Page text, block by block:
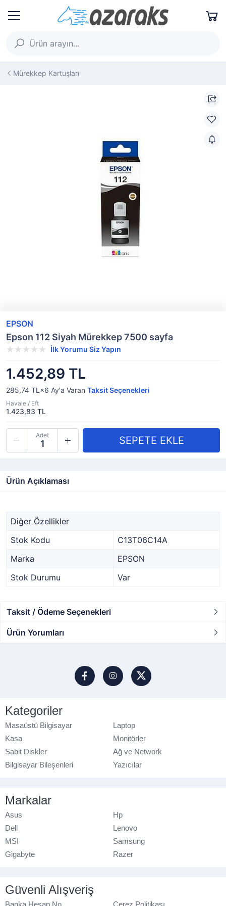
Mürekkep Kartuşları
EPSON
Epson 112 Siyah Mürekkep 7500 sayfa
İlk Yorumu Siz Yapın
1.452,89 TL
285,74 TL×6 Ay'a Varan Taksit Seçenekleri
Havale / Eft
1.423,83 TL
Adet
Ürün Açıklaması
Diğer Özellikler
Stok Kodu
C13T06C14A
Marka
EPSON
Stok Durumu
Var
Taksit / Ödeme Seçenekleri
Ürün Yorumları
Kategoriler
Masaüstü Bilgisayar
Laptop
Kasa
Monitörler
Sabit Diskler
Ağ ve Network
Bilgisayar Bileşenleri
Yazıcılar
Markalar
Asus
Hp
Dell
Lenovo
MSI
Samsung
Gigabyte
Razer
Güvenli Alışveriş
Banka Hesap No Çerez Politikası